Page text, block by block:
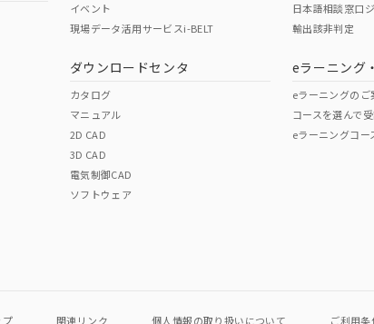
対応品が混在する可能性があります。
ください。
イベント
現場データ活用サービスi-BELT
ダウンロードセンタ
カタログ
マニュアル
2D CAD
3D CAD
電気制御CAD
ソフトウェア
日本語相談窓口
輸出該非判定
eラーニング
eラーニングのご
コースを選んで
eラーニングコー
プ 関連リンク 個人情報の取り扱いについて ご利用条